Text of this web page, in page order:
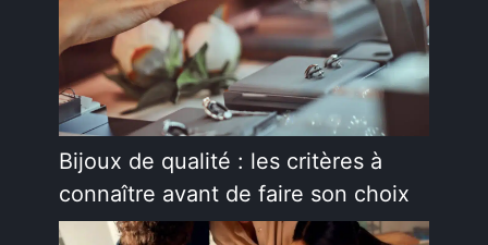
Bijoux de qualité : les critères à
connaître avant de faire son choix